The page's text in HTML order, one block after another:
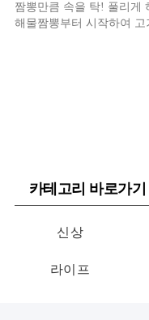
짬뽕만큼 속을 탁! 풀리게
해물짬뽕부터 시작하여
카테고리 바로가기
신상
라이프